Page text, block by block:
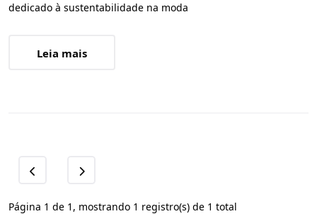
dedicado à sustentabilidade na moda
Leia mais
Página 1 de 1, mostrando 1 registro(s) de 1 total